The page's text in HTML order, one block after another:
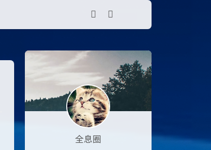
全息圈